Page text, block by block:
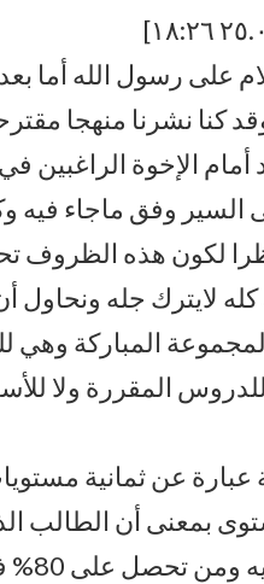
على رسول الله أما
كنا نشرنا منهجا
أمام الإخوة
السير وفق ماجاء فيه
لكون هذه الظروف
كله لايترك جله ونحاول
المباركة وهي
المقررة ولا
عبارة عن ثمانية
بمعنى أن الطالب